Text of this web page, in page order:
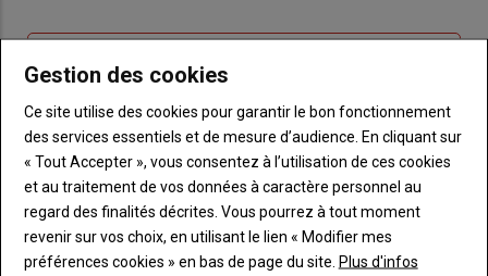
Sous-
titre
Vous n'êtes pas abonné(e)
TITRE CRÉEZ UN COMPTE
BodyChoisissez votre formule et créez votre
compte pour accéder à tout {nom-site}.
Lien Créez un compte
Gestion des cookies
Ce site utilise des cookies pour garantir le bon fonctionnement
des services essentiels et de mesure d’audience. En cliquant sur
« Tout Accepter », vous consentez à l’utilisation de ces cookies
et au traitement de vos données à caractère personnel au
regard des finalités décrites. Vous pourrez à tout moment
revenir sur vos choix, en utilisant le lien « Modifier mes
préférences cookies » en bas de page du site. Plus d'infos